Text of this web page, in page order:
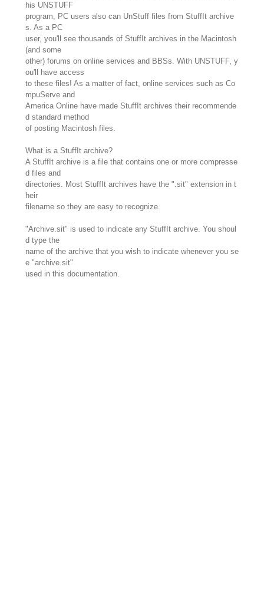
his UNSTUFF
program, PC users also can UnStuff files from StuffIt archive
s. As a PC
user, you'll see thousands of StuffIt archives in the Macintosh
(and some
other) forums on online services and BBSs. With UNSTUFF, y
ou'll have access
to these files! As a matter of fact, online services such as Co
mpuServe and
America Online have made StuffIt archives their recommende
d standard method
of posting Macintosh files.
What is a StuffIt archive?
A StuffIt archive is a file that contains one or more compresse
d files and
directories. Most StuffIt archives have the ".sit" extension in t
heir
filename so they are easy to recognize.
"Archive.sit" is used to indicate any StuffIt archive. You shoul
d type the
name of the archive that you wish to indicate whenever you se
e "archive.sit"
used in this documentation.